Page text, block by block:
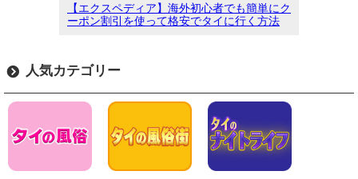
【エクスペディア】海外初心者でも簡単にク
ーポン割引を使って格安でタイに行く方法
人気カテゴリー